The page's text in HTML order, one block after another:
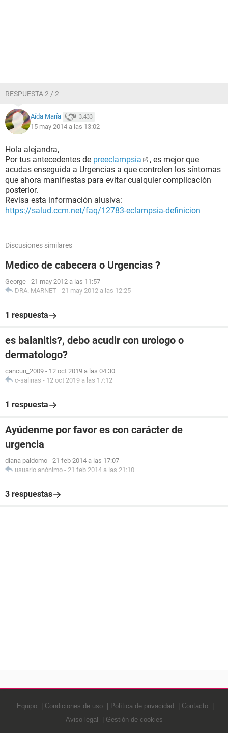
RESPUESTA 2 / 2
Aída María 3.433
15 may 2014 a las 13:02
Hola alejandra,
Por tus antecedentes de preeclampsia
, es mejor que
acudas enseguida a Urgencias a que controlen los síntomas
que ahora manifiestas para evitar cualquier complicación
posterior.
Revisa esta información alusiva:
https://salud.ccm.net/faq/12783-eclampsia-definicion
Discusiones similares
Medico de cabecera o Urgencias ?
George - 21 may 2012 a las 11:57
DRA. MARNET - 21 may 2012 a las 12:25
1 respuesta
es balanitis?, debo acudir con urologo o
dermatologo?
cancun_2009 - 12 oct 2019 a las 04:30
c-salinas - 12 oct 2019 a las 17:12
1 respuesta
Ayúdenme por favor es con carácter de
urgencia
diana paldomo - 21 feb 2014 a las 17:07
usuario anónimo - 21 feb 2014 a las 21:10
3 respuestas
Equipo Condiciones de uso Política de privacidad
Contacto
Aviso legal
Gestión de cookies